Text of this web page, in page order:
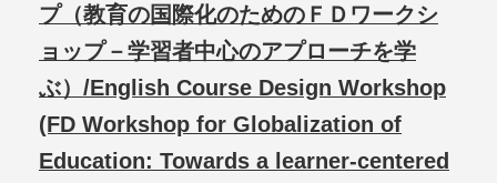
プ（教育の国際化のためのＦＤワークシ
ョップ－学習者中心のアプローチを学
ぶ）/English Course Design Workshop
(FD Workshop for Globalization of
Education: Towards a learner-centered